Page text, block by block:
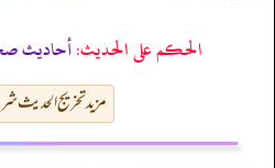
الحكم على الحديث:أحاديث
مزید تخریج الحدیث